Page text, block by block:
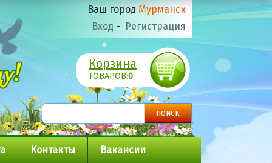
Ваш город Мурманск
Вход - Регистрация
Корзина
ТОВАРОВ:0
Контакты Вакансии